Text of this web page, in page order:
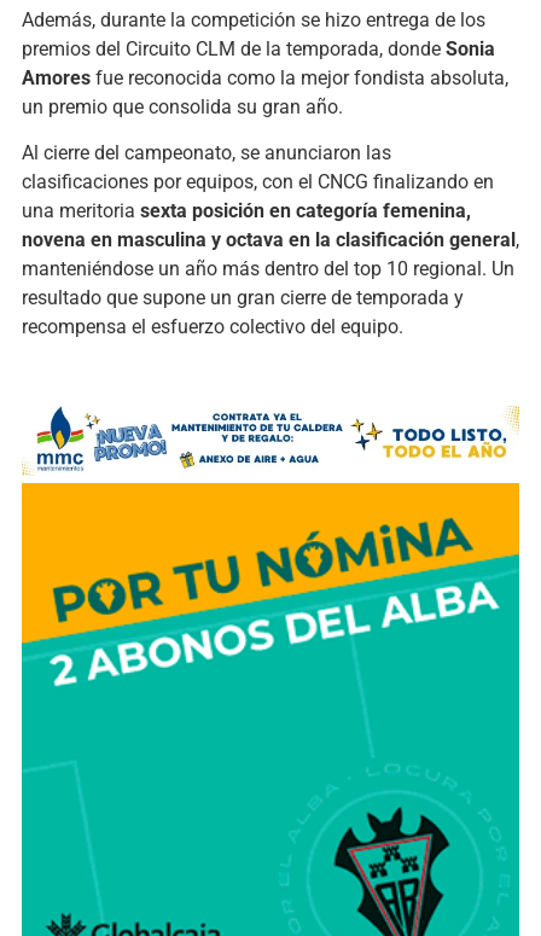
Además, durante la competición se hizo entrega de los
premios del Circuito CLM de la temporada, donde Sonia
Amores fue reconocida como la mejor fondista absoluta,
un premio que consolida su gran año.
Al cierre del campeonato, se anunciaron las
clasificaciones por equipos, con el CNCG finalizando en
una meritoria sexta posición en categoría femenina,
novena en masculina y octava en la clasificación general ,
manteniéndose un año más dentro del top 10 regional. Un
resultado que supone un gran cierre de temporada y
recompensa el esfuerzo colectivo del equipo.